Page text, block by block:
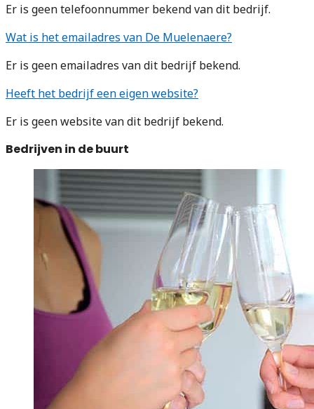
Er is geen telefoonnummer bekend van dit bedrijf.
Wat is het emailadres van De Muelenaere?
Er is geen emailadres van dit bedrijf bekend.
Heeft het bedrijf een eigen website?
Er is geen website van dit bedrijf bekend.
Bedrijven in de buurt